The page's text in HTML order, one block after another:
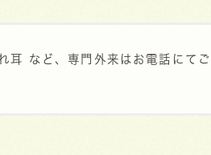
耳 など、専門外来はお電話にて